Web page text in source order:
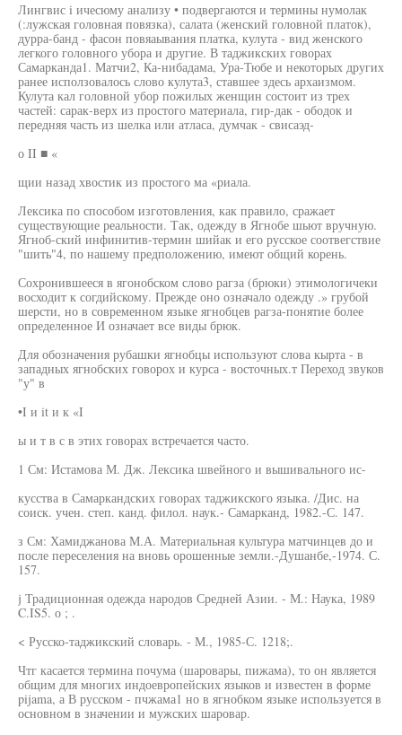
Лингвис i ичесюму анализу • подвергаются и термины нумолак
(:лужская головная повязка), салата (женский головной платок),
дурра-банд - фасон повяаывания платка, кулута - вид женского
легкого головного убора и другие. В таджикских говорах
Самарканда1. Матчи2, Ка-нибадама, Ура-Тюбе и некоторых других
ранее исползовалось слово кулута3, ставшее здесь архаизмом.
Кулута кал головной убор пожилых женщин состоит из трех
частей: сарак-верх из простого материала, гир-дак - ободок и
передняя часть из шелка или атласа, думчак - свисаэд-
о II ■ «
щии назад хвостик из простого ма «риала.
Лексика по способом изготовления, как правило, сражает
существующие реальности. Так, одежду в Ягнобе шьют вручную.
Ягноб-ский инфинитив-термин шийак и его русское соотвегствие
"шить"4, по нашему предположению, имеют общий корень.
Сохронившееся в ягонобском слово рагза (брюки) этимологичеки
восходит к согдийскому. Прежде оно означало одежду .» грубой
шерсти, но в современном языке ягнобцев рагза-понятие более
определенное И означает все виды брюк.
Для обозначения рубашки ягнобцы используют слова кырта - в
западных ягнобских говорох и курса - восточных.т Переход звуков
"у" в
•I и it и к «I
ы и т в с в этих говорах встречается часто.
1 См: Истамова М. Дж. Лексика швейного и вышивального ис-
кусства в Самаркандских говорах таджикского языка. /Дис. на
соиск. учен. степ. канд. филол. наук.- Самарканд, 1982.-С. 147.
з См: Хамиджанова М.А. Материальная культура матчинцев до и
после переселения на вновь орошенные земли.-Душанбе,-1974. С.
157.
j Традиционная одежда народов Средней Азии. - М.: Наука, 1989
C.IS5. о ; .
< Русско-таджикский словарь. - М., 1985-С. 1218;.
Чтг касается термина почума (шаровары, пижама), то он является
общим для многих индоевропейских языков и известен в форме
pijama, а В русском - пчжама1 но в ягнобком языке используется в
основном в значении и мужских шаровар.